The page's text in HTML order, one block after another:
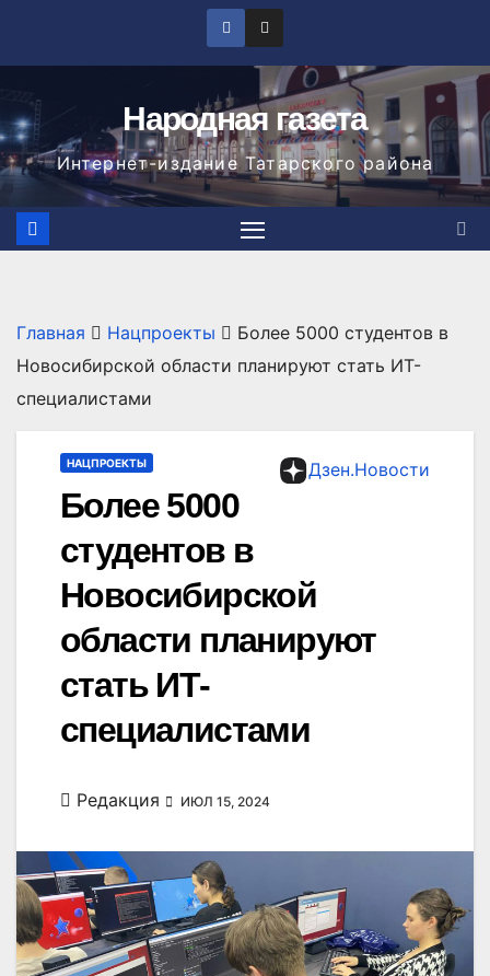
Народная газета
Интернет-издание Татарского района
Главная Нацпроекты
Более 5000 студентов в
Новосибирской области планируют стать ИТ-
специалистами
Дзен.Новости
НАЦПРОЕКТЫ
Более 5000
студентов в
Новосибирской
области планируют
стать ИТ-
специалистами
Редакция ИЮЛ 15, 2024